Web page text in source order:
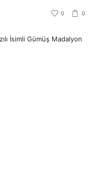
0 0
İsimli Gümüş Madalyon